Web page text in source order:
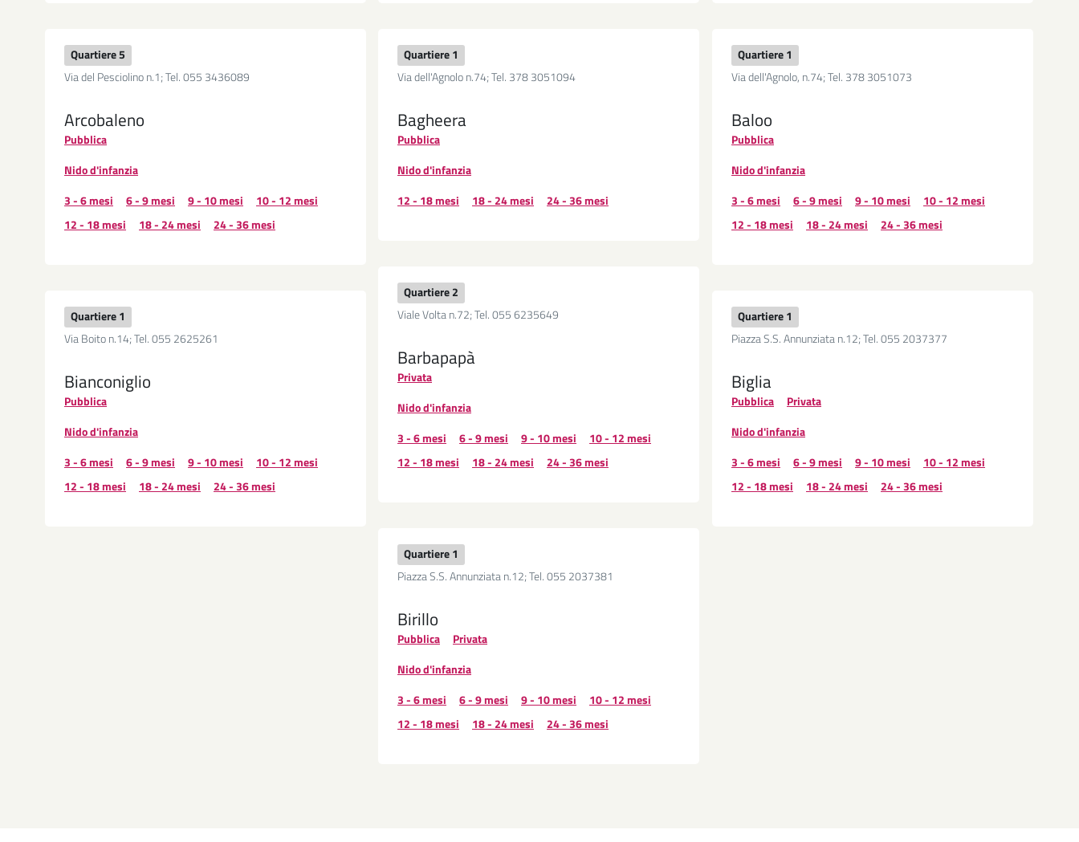
Quartiere 5
Via del Pesciolino n.1; Tel. 055 3436089
Arcobaleno
Pubblica
Nido d'infanzia
3 - 6 mesi
6 - 9 mesi 9 - 10 mesi
10 - 12 mesi
12 - 18 mesi
18 - 24 mesi 24 - 36 mesi
Quartiere 1
Via dell'Agnolo n.74; Tel. 378 3051094
Bagheera
Pubblica
Nido d'infanzia
12 - 18 mesi
18 - 24 mesi 24 - 36 mesi
Quartiere 1
Via dell'Agnolo, n.74; Tel. 378 3051073
Baloo
Pubblica
Nido d'infanzia
3 - 6 mesi
6 - 9 mesi 9 - 10 mesi
10 - 12 mesi
12 - 18 mesi
18 - 24 mesi 24 - 36 mesi
Quartiere 2
Viale Volta n.72; Tel. 055 6235649
Barbapapà
Privata
Nido d'infanzia
3 - 6 mesi
6 - 9 mesi 9 - 10 mesi
10 - 12 mesi
12 - 18 mesi
18 - 24 mesi 24 - 36 mesi
Quartiere 1
Via Boito n.14; Tel. 055 2625261
Bianconiglio
Pubblica
Nido d'infanzia
3 - 6 mesi
6 - 9 mesi 9 - 10 mesi
10 - 12 mesi
12 - 18 mesi
18 - 24 mesi 24 - 36 mesi
Quartiere 1
Piazza S.S. Annunziata n.12; Tel. 055 2037377
Biglia
Pubblica
Privata
Nido d'infanzia
3 - 6 mesi
6 - 9 mesi 9 - 10 mesi
10 - 12 mesi
12 - 18 mesi
18 - 24 mesi 24 - 36 mesi
Quartiere 1
Piazza S.S. Annunziata n.12; Tel. 055 2037381
Birillo
Pubblica
Privata
Nido d'infanzia
3 - 6 mesi
6 - 9 mesi 9 - 10 mesi
10 - 12 mesi
12 - 18 mesi
18 - 24 mesi 24 - 36 mesi